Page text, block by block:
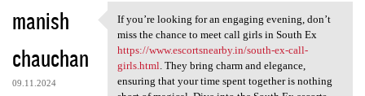
manish
chauchan
09.11.2024
If you’re looking for an
If you’re looking for an engaging evening, don’t
miss the chance to meet call girls in South Ex
https://www.escortsnearby.in/south-ex-call-
girls.html. They bring charm and elegance,
ensuring that your time spent together is nothing